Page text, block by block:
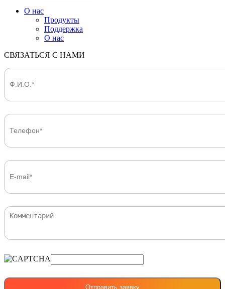
О нас
Продукты
Поддержка
О нас
СВЯЗАТЬСЯ С НАМИ